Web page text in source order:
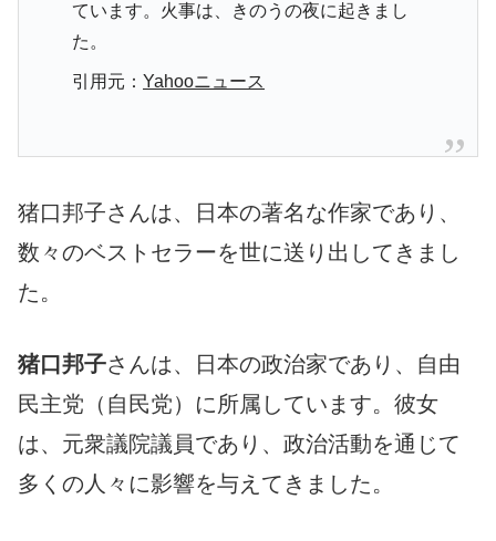
ています。火事は、きのうの夜に起きまし
た。
引用元： Yahooニュース
猪口邦子さんは、日本の著名な作家であり、
数々のベストセラーを世に送り出してきまし
た。
猪口邦子さんは、日本の政治家であり、自由
民主党（自民党）に所属しています。彼女
は、元衆議院議員であり、政治活動を通じて
多くの人々に影響を与えてきました。